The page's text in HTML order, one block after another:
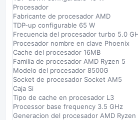
Procesador
Fabricante de procesador AMD
TDP-up configurable 65 W
Frecuencia del procesador turbo 5.0
Procesador nombre en clave Phoenix
Cache del procesador 16MB
Familia de procesador AMD Ryzen 5
Modelo del procesador 8500G
Socket de procesador Socket AM5
Caja Si
Tipo de cache en procesador L3
Processor base frequency 3.5 GHz
Generacion del procesador AMD